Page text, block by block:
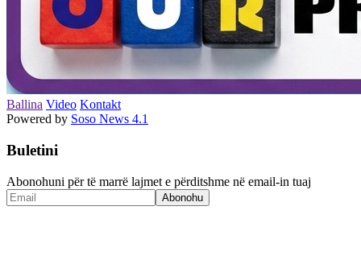
Ballina Video Kontakt
Powered by Soso News 4.1
Buletini
Abonohuni për të marrë lajmet e përditshme në email-in tuaj
Abonohu